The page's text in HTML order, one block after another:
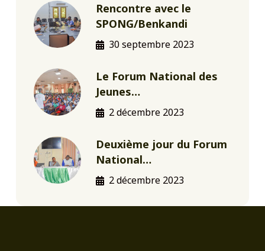
Rencontre avec le
SPONG/Benkandi
30 septembre 2023
Le Forum National des
Jeunes…
2 décembre 2023
Deuxième jour du Forum
National…
2 décembre 2023